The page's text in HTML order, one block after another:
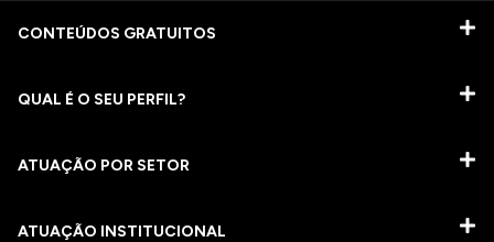
CONTEÚDOS GRATUITOS
QUAL É O SEU PERFIL?
ATUAÇÃO POR SETOR
ATUAÇÃO INSTITUCIONAL